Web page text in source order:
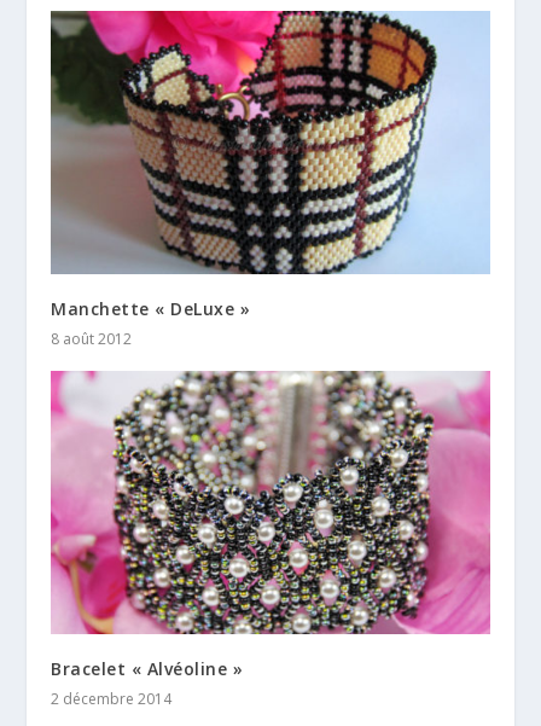
Manchette « DeLuxe »
8 août 2012
Bracelet « Alvéoline »
2 décembre 2014